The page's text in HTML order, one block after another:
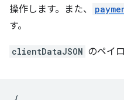
操作します。また、
す。
clientDataJSON のペイ